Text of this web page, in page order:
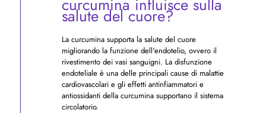
salute del cuore?
La curcumina supporta la salute del cuore
migliorando la funzione dell'endotelio, ovvero il
rivestimento dei vasi sanguigni. La disfunzione
endoteliale è una delle principali cause di malattie
cardiovascolari e gli effetti antinfiammatori e
antiossidanti della curcumina supportano il sistema
circolatorio.